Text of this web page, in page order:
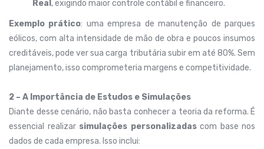
Real , exigindo maior controle contábil e financeiro.
Exemplo prático: uma empresa de manutenção de parques
eólicos, com alta intensidade de mão de obra e poucos insumos
creditáveis, pode ver sua carga tributária subir em até 80%. Sem
planejamento, isso comprometeria margens e competitividade.
2 – A Importância de Estudos e Simulações
Diante desse cenário, não basta conhecer a teoria da reforma. É
essencial realizar simulações personalizadascom base nos
dados de cada empresa. Isso inclui: